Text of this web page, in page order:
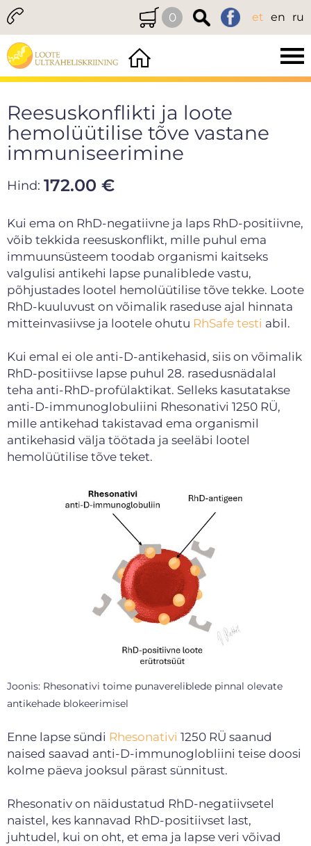
0 et en ru
Reesuskonflikti ja loote
hemolüütilise tõve vastane
immuniseerimine
Hind: 172.00 €
Kui ema on RhD-negatiivne ja laps RhD-positiivne,
võib tekkida reesuskonflikt, mille puhul ema
immuunsüsteem toodab organismi kaitseks
valgulisi antikehi lapse punaliblede vastu,
põhjustades lootel hemolüütilise tõve tekke. Loote
RhD-kuuluvust on võimalik raseduse ajal hinnata
mitteinvasiivse ja lootele ohutu RhSafe testi abil.
Kui emal ei ole anti-D-antikehasid, siis on võimalik
RhD-positiivse lapse puhul 28. rasedusnädalal
teha anti-RhD-profülaktikat. Selleks kasutatakse
anti-D-immunoglobuliini Rhesonativi 1250 RÜ,
mille antikehad takistavad ema organismil
antikehasid välja töötada ja seeläbi lootel
hemolüütilise tõve teket.
Joonis: Rhesonativi toime punavereliblede pinnal olevate
antikehade blokeerimisel
Enne lapse sündi Rhesonativi 1250 RÜ saanud
naised saavad anti-D-immunoglobliini teise doosi
kolme päeva jooksul pärast sünnitust.
Rhesonativ on näidustatud RhD-negatiivsetel
naistel, kes kannavad RhD-positiivset last,
juhtudel, kui on oht, et ema ja lapse veri võivad